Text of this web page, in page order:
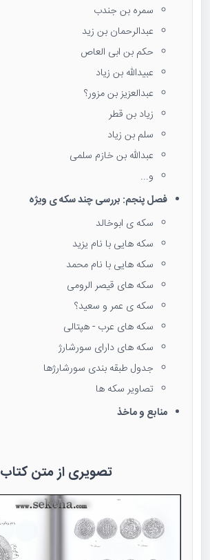
سمره بن جندب
عبدالرحمان بن زید
حکم بن ابی العاص
عبیدالله بن زیاد
عبدالعزیز بن مزور؟
زیاد بن قطر
سلم بن زیاد
عبدالله بن خازم سلمی
و...
فصل پنجم: بررسی چند سکه ی ویژه
سکه ی ابوخالد
سکه هایی با نام یزید
سکه هایی با نام محمد
سکه های قیصر الرومی
سکه ی عمر و سعید؟
سکه های عرب - هپتالی
سکه های دارای سورشارژ
جدول طبقه بندی سورشارژها
تصاویر سکه ها
منابع و ماخذ
تصویری از متن کتاب